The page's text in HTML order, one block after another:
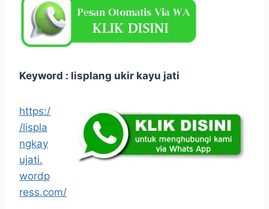
Keyword : lisplang ukir kayu jati
https:/
/lispla
ngkay
ujati.
wordp
ress.com/